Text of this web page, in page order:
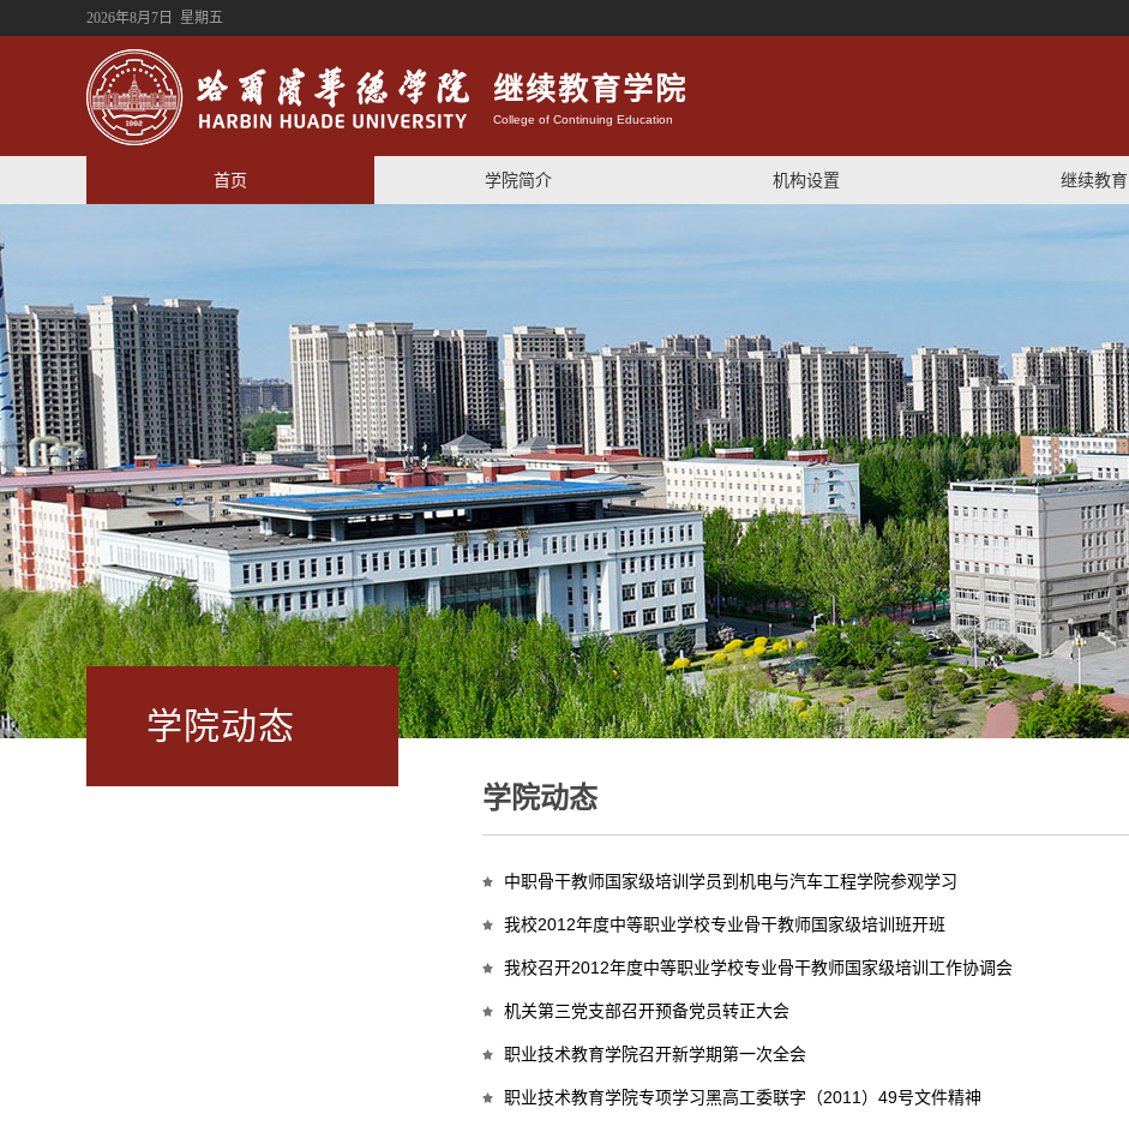
2026年8月7日 星期五
继续教育学院
College of Continuing Education
首页 学院简介 机构设置 继续教育
学院动态
学院动态
中职骨干教师国家级培训学员到机电与汽车工程学院参观学习
我校2012年度中等职业学校专业骨干教师国家级培训班开班
我校召开2012年度中等职业学校专业骨干教师国家级培训工作协调会
机关第三党支部召开预备党员转正大会
职业技术教育学院召开新学期第一次全会
职业技术教育学院专项学习黑高工委联字（2011）49号文件精神